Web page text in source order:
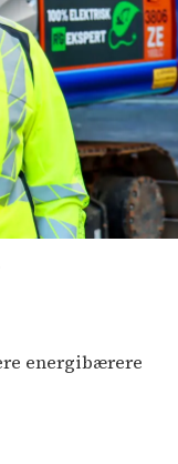
energibærere